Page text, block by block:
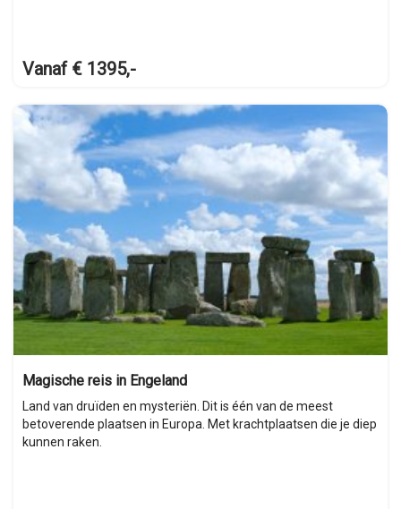
Vanaf € 1395,-
Magische reis in Engeland
Land van druïden en mysteriën. Dit is één van de meest
betoverende plaatsen in Europa. Met krachtplaatsen die je diep
kunnen raken.